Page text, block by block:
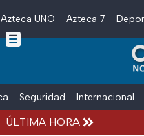
Skip to main content
Azteca UNO Azteca 7
Seguridad Internacional
ÚLTIMA HORA